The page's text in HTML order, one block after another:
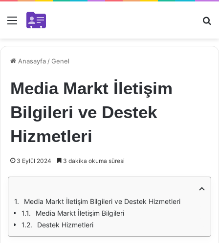
Menü
Anasayfa /Genel
Media Markt İletişim
Bilgileri ve Destek
Hizmetleri
3 Eylül 2024 3 dakika okuma süresi
Media Markt İletişim Bilgileri ve Destek Hizmetleri
Media Markt İletişim Bilgileri
Destek Hizmetleri